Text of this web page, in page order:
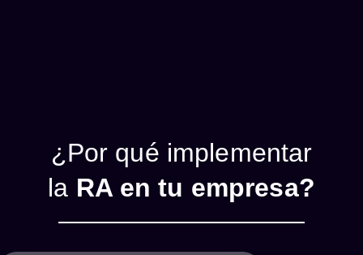
¿Por qué implementar
la RA en tu empresa?